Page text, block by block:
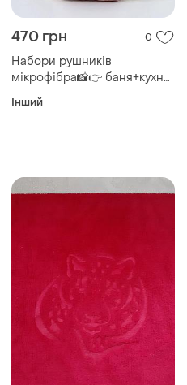
470 грн 0
Набори рушників
мікрофібра📸👉 баня+кухня
ціна 480 грн
Інший